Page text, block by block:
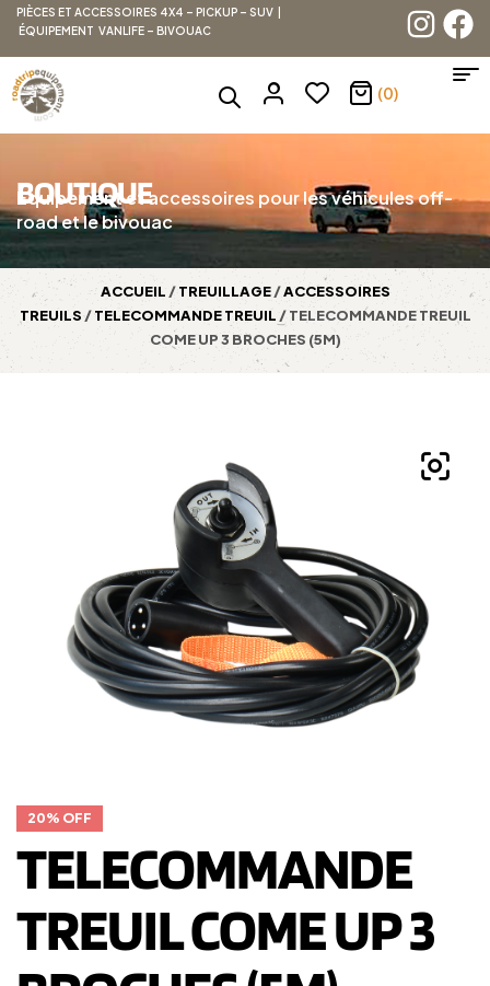
PIÈCES ET ACCESSOIRES 4X4 – PICKUP – SUV |
ÉQUIPEMENT VANLIFE – BIVOUAC
(0)
BOUTIQUE
Équipement et accessoires pour les véhicules off-
road et le bivouac
ACCUEIL /TREUILLAGE/ACCESSOIRES
TREUILS /TELECOMMANDE TREUIL / TELECOMMANDE TREUIL
COME UP 3 BROCHES (5M)
20% OFF
TELECOMMANDE
TREUIL COME UP 3